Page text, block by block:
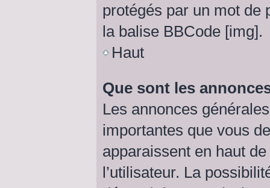
protégés par un mot de
la balise BBCode [img].
Haut
Que sont les
Les annonces
importantes que vous
apparaissent en haut
l’utilisateur. La